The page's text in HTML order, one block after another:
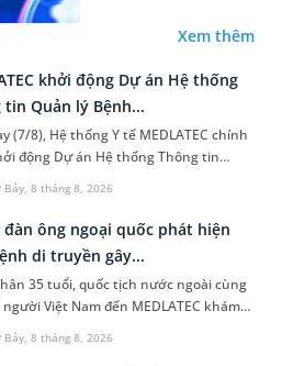
Xem thêm
Bảy, 8 tháng 8, 2026
khởi động Dự án Hệ thống
tin Quản lý Bệnh...
(7/8), Hệ thống Y tế MEDLATEC chính
động Dự án Hệ thống Thông tin
Bệnh viện (HIS - Hospital Information
giai đoạn mới. Dự á...
Bảy, 8 tháng 8, 2026
đàn ông ngoại quốc phát hiện
di truyền gây...
35 tuổi, quốc tịch nước ngoài cùng
Việt Nam đến MEDLATEC khám
tiền hôn nhân. Qua thăm khám và
xét nghiệm chuyên sâu,...